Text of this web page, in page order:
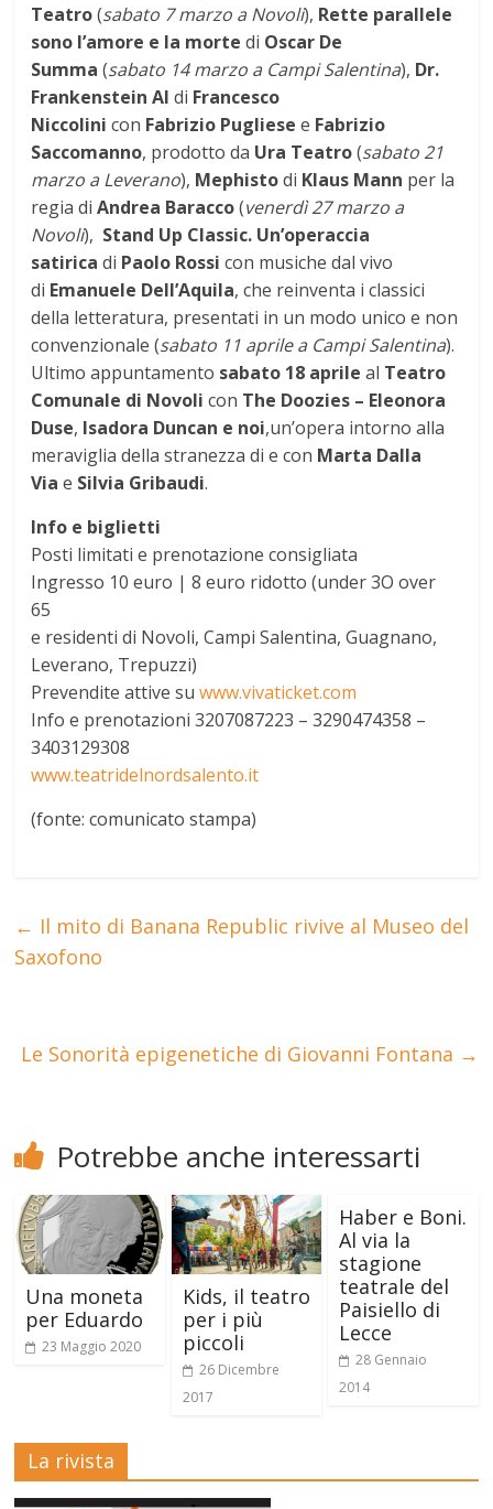
Teatro(sabato 7 marzo a Novoli), Rette parallele
sono l’amore e la mortedi Oscar De
Summa (sabato 14 marzo a Campi Salentina), Dr.
Frankenstein AIdi Francesco
Niccolini con Fabrizio Pugliese e Fabrizio
Saccomanno, prodotto da Ura Teatro(sabato 21
marzo a Leverano), Mephistodi Klaus Mann per la
regia diAndrea Baracco(venerdì 27 marzo a
Novoli), Stand Up Classic. Un’operaccia
satiricadi Paolo Rossi con musiche dal vivo
di Emanuele Dell’Aquila, che reinventa i classici
della letteratura, presentati in un modo unico e non
convenzionale (sabato 11 aprile a Campi Salentina).
Ultimo appuntamento sabato 18 aprile al Teatro
Comunale di Novoli con The Doozies – Eleonora
Duse, Isadora Duncan e noi,un’opera intorno alla
meraviglia della stranezza di e con Marta Dalla
Via e Silvia Gribaudi.
Info e biglietti
Posti limitati e prenotazione consigliata
Ingresso 10 euro | 8 euro ridotto (under 3O over
65
e residenti di Novoli, Campi Salentina, Guagnano,
Leverano, Trepuzzi)
Prevendite attive suwww.vivaticket.com
Info e prenotazioni 3207087223 – 3290474358 –
3403129308
www.teatridelnordsalento.it
(fonte: comunicato stampa)
← Il mito di Banana Republic rivive al Museo del
Saxofono
Le Sonorità epigenetiche di Giovanni Fontana →
Potrebbe anche interessarti
Una moneta
per Eduardo
23 Maggio 2020
Kids, il teatro
per i più
piccoli
26 Dicembre
2017
Haber e Boni.
Al via la
stagione
teatrale del
Paisiello di
Lecce
28 Gennaio
2014
La rivista